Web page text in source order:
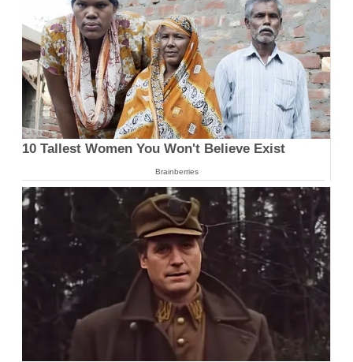
10 Tallest Women You Won't Believe Exist
Brainberries